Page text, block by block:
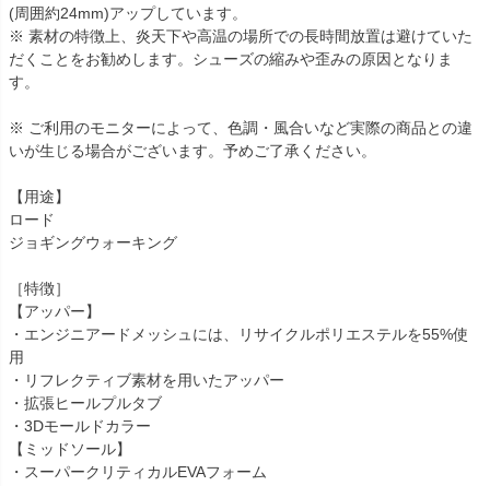
(周囲約24mm)アップしています。
※ 素材の特徴上、炎天下や高温の場所での長時間放置は避けていた
だくことをお勧めします。シューズの縮みや歪みの原因となりま
す。
※ ご利用のモニターによって、色調・風合いなど実際の商品との違
いが生じる場合がございます。予めご了承ください。
【用途】
ロード
ジョギングウォーキング
［特徴］
【アッパー】
・エンジニアードメッシュには、リサイクルポリエステルを55%使
用
・リフレクティブ素材を用いたアッパー
・拡張ヒールプルタブ
・3Dモールドカラー
【ミッドソール】
・スーパークリティカルEVAフォーム